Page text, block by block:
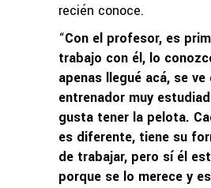
recién conoce.
“Con el profesor, es
trabajo con él, lo
apenas llegué acá, se ve
entrenador muy
gusta tener la pelota.
es diferente, tiene su
de trabajar, pero sí él
porque se lo merece y